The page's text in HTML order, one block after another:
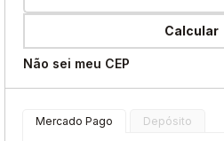
Calcular
Não sei meu CEP
Mercado Pago Depósito